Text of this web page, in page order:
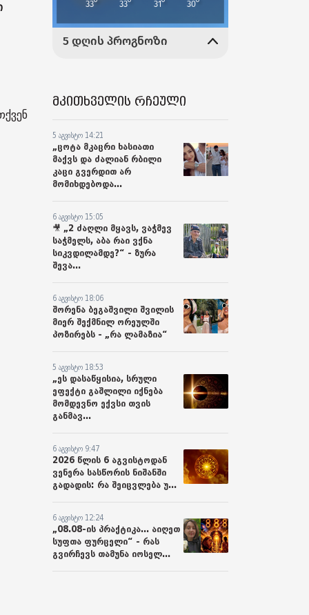
მკითხველის რჩეული
5 აგვისტო 14:21
„ცოტა მკაცრი ხასიათი
მაქვს და ძალიან რბილი
კაცი გვერდით არ
მომიხდებოდა...
6 აგვისტო 15:05
🎥 „2 ძაღლი მყავს, ვაჭმევ
საჭმელს, აბა რაი ვქნა
სიკვდილამდე?“ - ზურა
შევა...
6 აგვისტო 18:06
შორენა ბეგაშვილი შვილის
მიერ შექმნილ ორეულში
პოზირებს - „რა ლამაზია“
5 აგვისტო 18:53
„ეს დასაწყისია, სრული
ეფექტი გაშლილი იქნება
მომდევნო ექვსი თვის
განმავ...
6 აგვისტო 9:47
2026 წლის 6 აგვისტოდან
ვენერა სასწორის ნიშანში
გადადის: რა შეიცვლება უ...
6 აგვისტო 12:24
„08.08-ის პრაქტიკა... აიღეთ
სუფთა ფურცელი“ - რას
გვირჩევს თამუნა იოსელ...